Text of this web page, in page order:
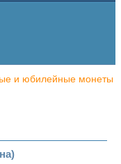
и юбилейные монеты